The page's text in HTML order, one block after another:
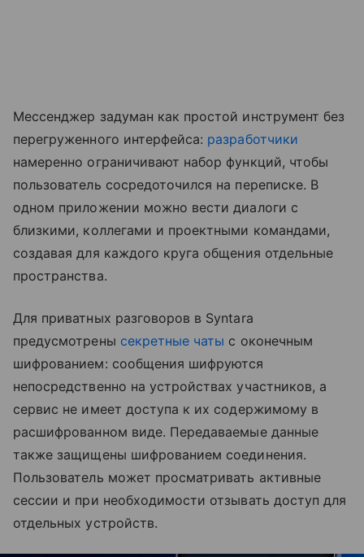
Мессенджер задуман как простой инструмент без
перегруженного интерфейса: разработчики
намеренно ограничивают набор функций, чтобы
пользователь сосредоточился на переписке. В
одном приложении можно вести диалоги с
близкими, коллегами и проектными командами,
создавая для каждого круга общения отдельные
пространства.
Для приватных разговоров в Syntara
предусмотрены секретные чаты с оконечным
шифрованием: сообщения шифруются
непосредственно на устройствах участников, а
сервис не имеет доступа к их содержимому в
расшифрованном виде. Передаваемые данные
также защищены шифрованием соединения.
Пользователь может просматривать активные
сессии и при необходимости отзывать доступ для
отдельных устройств.